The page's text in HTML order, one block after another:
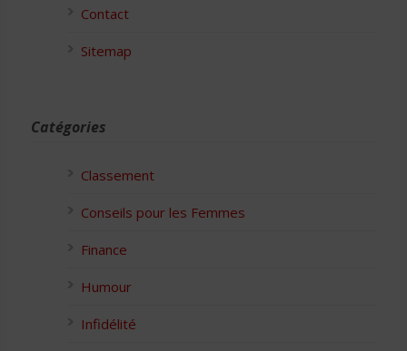
Contact
Sitemap
Catégories
Classement
Conseils pour les Femmes
Finance
Humour
Infidélité